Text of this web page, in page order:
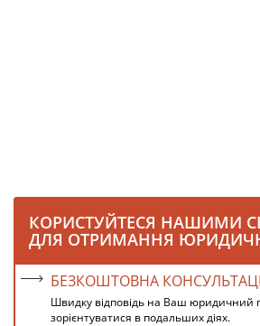
КОРИСТУЙТЕСЯ НАШИМИ
ДЛЯ ОТРИМАННЯ
БЕЗКОШТОВНА
Швидку відповідь на Ваш юридичний
зорієнтуватися в подальших діях.